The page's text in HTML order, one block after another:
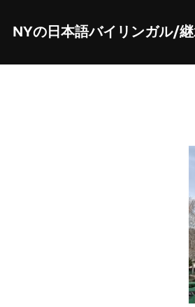
content
NYの日本語バイリンガル/